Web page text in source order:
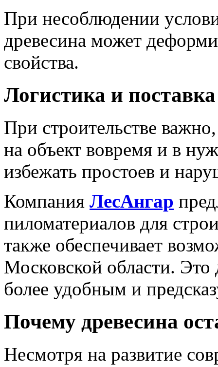
При несоблюдении
древесина может
свойства.
Логистика и
При строительстве
на объект вовремя и в
избежать простоев и
Компания ЛесАнгар
пиломатериалов для
также обеспечивает
Московской области. Это
более удобным и
Почему древесина
Несмотря на развитие